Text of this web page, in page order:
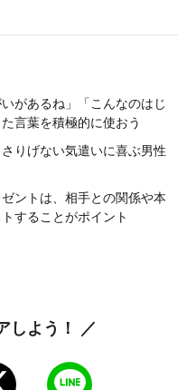
があるね」「こんなのはじ
言葉を積極的に使おう
りげない気遣いに喜ぶ男性
ントは、相手との関係や本
することがポイント
しよう！ ／